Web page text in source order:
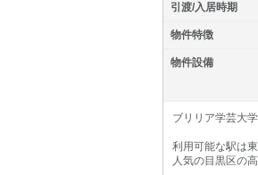
引渡/入居時期
物件特徴
物件設備
ブリリア学芸大
利用可能な駅は
人気の目黒区の